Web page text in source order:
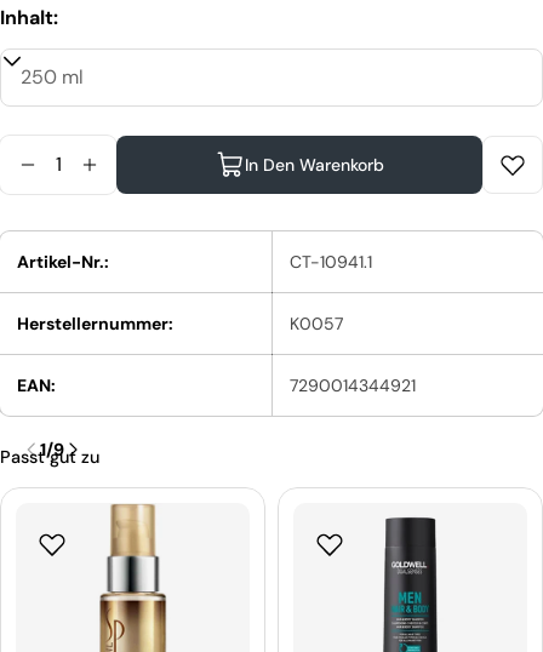
Inhalt:
Menge Für Moroccanoil Glättendes Shampoo
Menge Für Moroccanoil Glättendes
In Den Warenkorb
Artikel-Nr.: CT-10941.1
Herstellernummer: K0057
EAN: 7290014344921
Passt gut zu
1/9